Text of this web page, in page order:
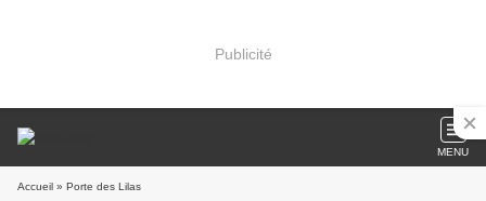
Publicité
MENU
Accueil » Porte des Lilas